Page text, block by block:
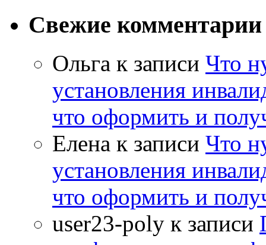
Свежие комментарии
Ольга к записи Что
установления
что оформить и
Елена к записи Что
установления
что оформить и
user23-poly к записи